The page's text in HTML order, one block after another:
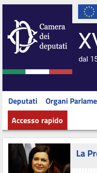
dal
Deputati Organi
Accesso rapido
La